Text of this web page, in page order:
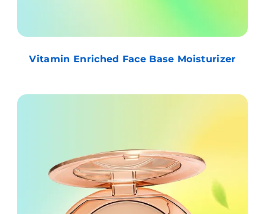
Vitamin Enriched Face Base Moisturizer